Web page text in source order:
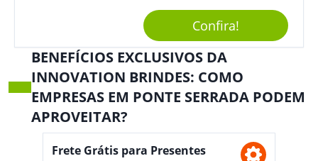
Sua Empresa Em Eventos,
Reuniões Corporativas Ou Até
Mesmo Para Presentear
Colaboradores E Parceiros De
Sua Empresa.
Confira!
BENEFÍCIOS EXCLUSIVOS DA
INNOVATION BRINDES: COMO
EMPRESAS EM PONTE SERRADA PODEM
APROVEITAR?
Frete Grátis para Presentes